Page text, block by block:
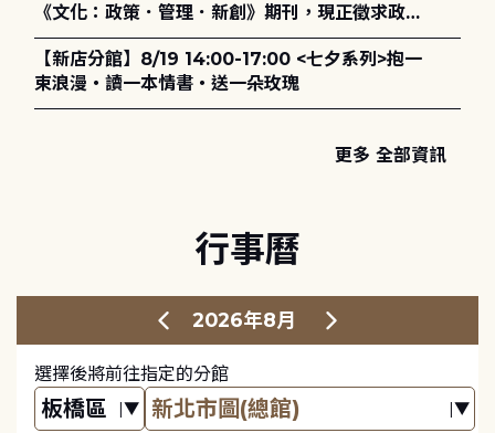
《文化：政策．管理．新創》期刊，現正徵求政策
評論、書評及【邁向具回應力的博物館治理：政
策、領導與管理】主題特刊稿件至2027年6月1日
止，歡迎踴躍投稿。
【新店分館】8/19 14:00-17:00 <七夕系列>抱一
束浪漫・讀一本情書・送一朵玫瑰
更多 全部資訊
行事曆
2026年8月
選擇後將前往指定的分館